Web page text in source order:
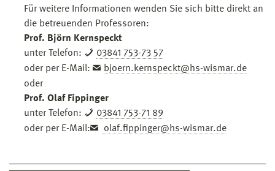
Für weitere Informationen wenden Sie sich bitte direkt an
die betreuenden Professoren:
Prof. Björn Kernspeckt
unter Telefon:
03841 753-73 57
oder per E-Mail:
bjoern.kernspeckt@hs-wismar.de
oder
Prof. Olaf Fippinger
unter Telefon:
03841 753-71 89
oder per E-Mail:
olaf.fippinger@hs-wismar.de